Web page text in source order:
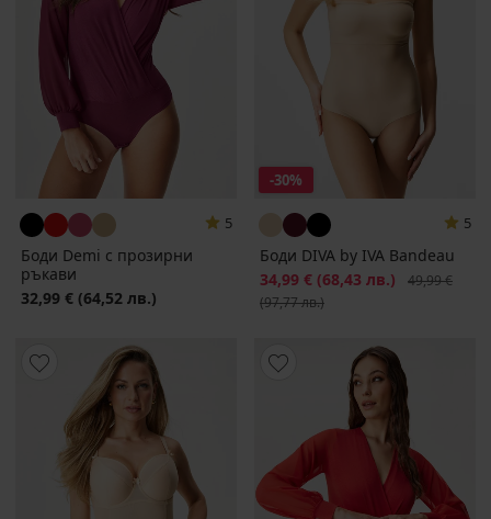
5
Боди Demi с прозирни
ръкави
32,99 € (64,52 лв.)
-30%
5
Боди DIVA by IVA Bandeau
Намаление
34,99 € (68,43 лв.)
49,99 €
(97,77 лв.)